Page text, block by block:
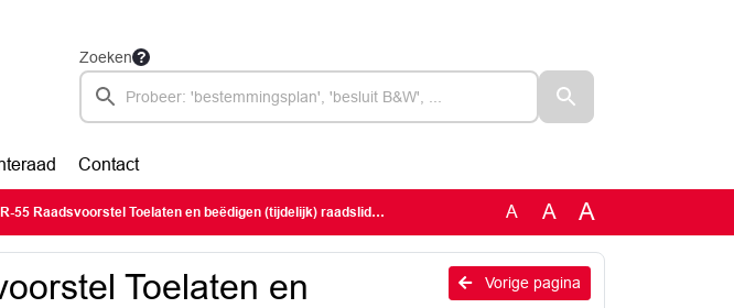
Zoeken
Contact
55 Raadsvoorstel Toelaten en beëdigen (tijdelijk) raadslid VVD A A A
Vorige pagina
Toelaten en